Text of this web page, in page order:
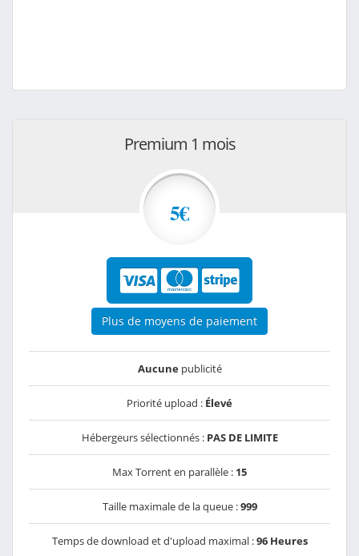
Premium 1 mois
5€
Plus de moyens de paiement
Aucunepublicité
Priorité upload : Élevé
Hébergeurs sélectionnés : PAS DE LIMITE
Max Torrent en parallèle : 15
Taille maximale de la queue :999
Temps de download et d'upload maximal :96 Heures